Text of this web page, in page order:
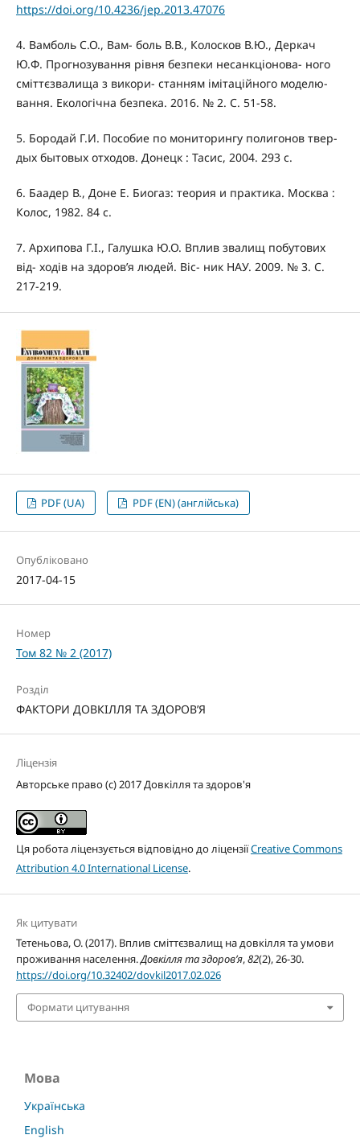
https://doi.org/10.4236/jep.2013.47076
4. Вамболь С.О., Вам- боль В.В., Колосков В.Ю., Деркач
Ю.Ф. Прогнозування рівня безпеки несанкціонова- ного
сміттєзвалища з викори- станням імітаційного моделю-
вання. Екологічна безпека. 2016. № 2. С. 51-58.
5. Бородай Г.И. Пособие по мониторингу полигонов твер-
дых бытовых отходов. Донецк : Тасис, 2004. 293 с.
6. Баадер В., Доне Е. Биогаз: теория и практика. Москва :
Колос, 1982. 84 с.
7. Архипова Г.І., Галушка Ю.О. Вплив звалищ побутових
від- ходів на здоров’я людей. Віс- ник НАУ. 2009. № 3. С.
217-219.
PDF (UA) PDF (EN) (англійська)
Опубліковано
2017-04-15
Номер
Том 82 № 2 (2017)
Розділ
ФАКТОРИ ДОВКІЛЛЯ ТА ЗДОРОВ’Я
Ліцензія
Авторське право (c) 2017 Довкілля та здоров'я
Ця робота ліцензується відповідно до ліцензіїCreative Commons
Attribution 4.0 International License.
Як цитувати
Тетеньова, О. (2017). Вплив сміттєзвалищ на довкілля та умови
проживання населення.Довкілля та здоров’я,82(2), 26-30.
https://doi.org/10.32402/dovkil2017.02.026
Формати цитування
Мова
Українська
English